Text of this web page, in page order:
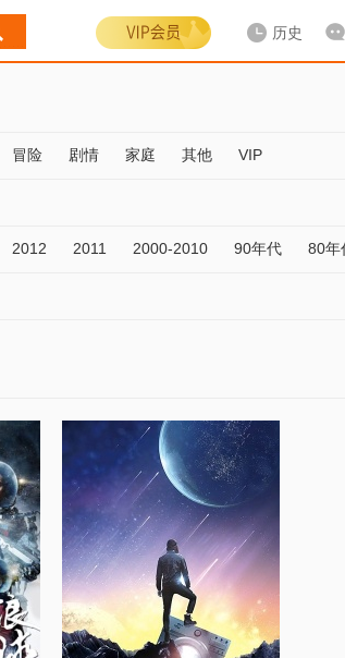
历史
冒险 剧情 家庭 其他 VIP
2012 2011 2000-2010 90年代 80年